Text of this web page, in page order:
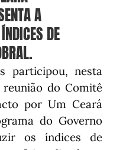
A
DE
participou, nesta
reunião do Comitê
por Um Ceará
do Governo
os índices de